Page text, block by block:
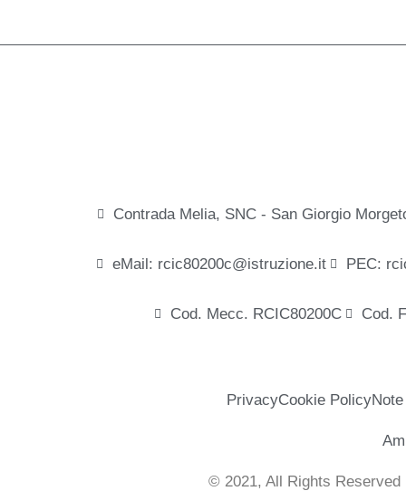
Contrada Melia, SNC - San Giorgio
eMail: rcic80200c@istruzione.it PEC:
Cod. Mecc. RCIC80200C Cod.
PrivacyCookie Policy
© 2021, All Rights